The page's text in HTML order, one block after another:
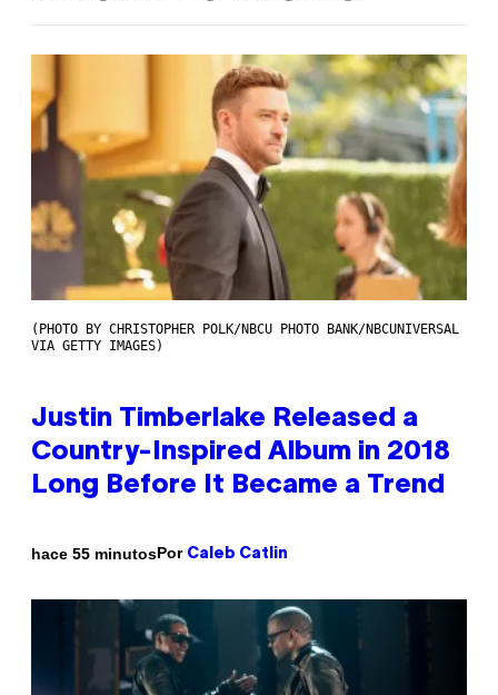
(PHOTO BY CHRISTOPHER POLK/NBCU PHOTO BANK/NBCUNIVERSAL
VIA GETTY IMAGES)
Justin Timberlake Released a
Country-Inspired Album in 2018
Long Before It Became a Trend
hace 55 minutosPor Caleb Catlin